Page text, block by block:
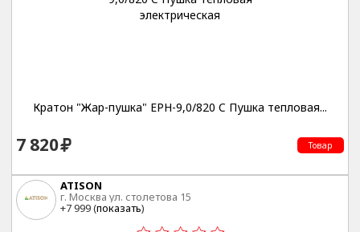
Кратон "Жар-пушка" EPH-9,0/820 C Пушка тепловая...
7 820 Товар
ATISON
г. Москва ул. столетова 15
+7 999 (показать)